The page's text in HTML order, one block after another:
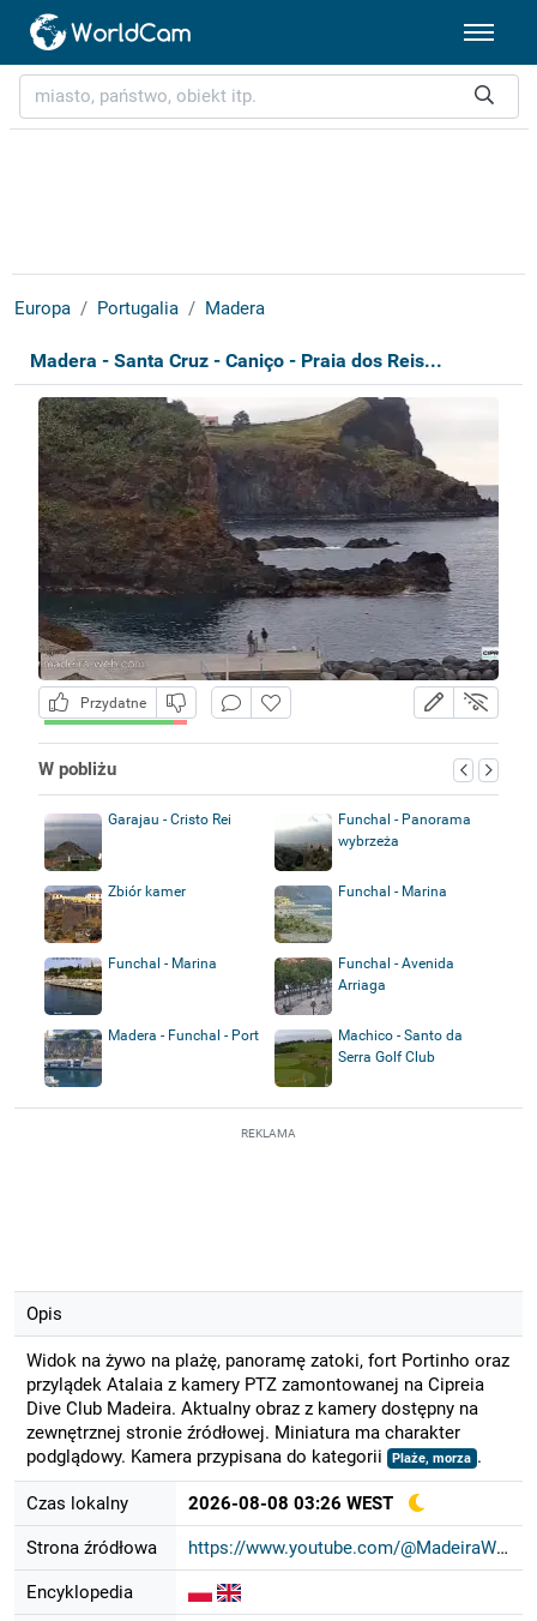
Europa Portugalia Madera
Madera - Santa Cruz - Caniço - Praia dos Reis...
Przydatne
W pobliżu
Garajau - Cristo Rei
Funchal - Panorama
wybrzeża
Zbiór kamer Funchal - Marina
Funchal - Marina
Funchal - Avenida
Arriaga
Madera - Funchal - Port
Machico - Santo da
Serra Golf Club
REKLAMA
Opis
Widok na żywo na plażę, panoramę zatoki, fort Portinho oraz
przylądek Atalaia z kamery PTZ zamontowanej na Cipreia
Dive Club Madeira. Aktualny obraz z kamery dostępny na
zewnętrznej stronie źródłowej. Miniatura ma charakter
podglądowy. Kamera przypisana do kategorii
Plaże, morza .
Czas lokalny 2026-08-08 03:26 WEST
Strona źródłowa https://www.youtube.com/@MadeiraWeb...
Encyklopedia